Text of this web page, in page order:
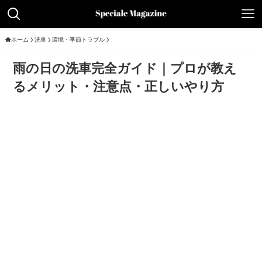
ホーム 洗車 環境・季節トラブル
雨の日の洗車完全ガイド｜プロが教え
るメリット・注意点・正しいやり方